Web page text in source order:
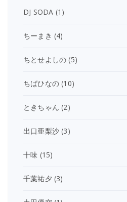
DJ SODA (1)
ちーまき (4)
ちとせよしの (5)
ちばひなの (10)
ときちゃん (2)
出口亜梨沙 (3)
十味 (15)
千葉祐夕 (3)